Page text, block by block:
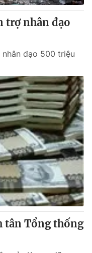
trợ nhân đạo
đạo 500 triệu
tân Tổng thống